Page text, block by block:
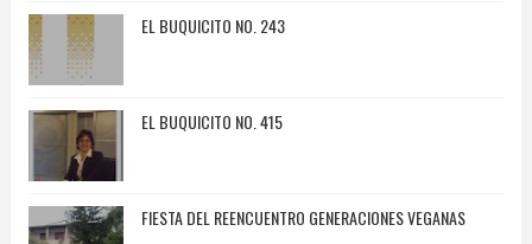
EL BUQUICITO NO. 243
EL BUQUICITO NO. 415
FIESTA DEL REENCUENTRO GENERACIONES VEGANAS